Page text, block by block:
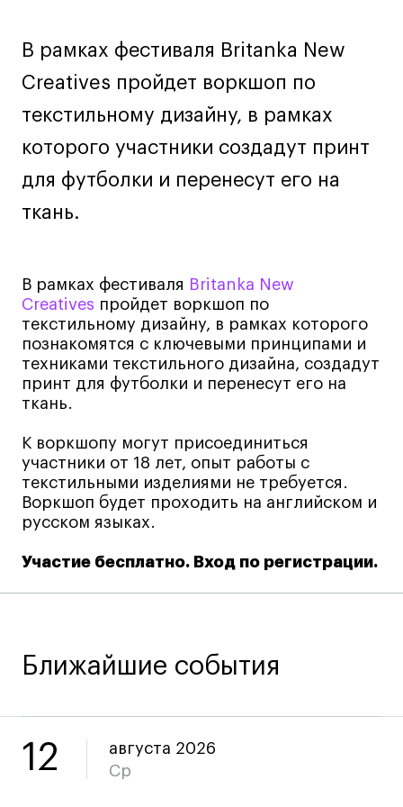
Навыки предпринимателя и управленца
Онлайн
Маркетинг и генерация лидов
Фотография
Очно + онлайн
Все программы
Специалист кино- и медиапродакшена
Графический дизайнер
Цифровой маркетолог
Технолог-конструктор одежды
Все программы
Для школьников
События
В рамках фестиваля Britanka New
Creatives пройдет воркшоп по
текстильному дизайну, в рамках
которого участники создадут принт
для футболки и перенесут его на
ткань.
В рамках фестиваля Britanka New
Creatives пройдет воркшоп по
текстильному дизайну, в рамках которого
познакомятся с ключевыми принципами и
техниками текстильного дизайна, создадут
принт для футболки и перенесут его на
ткань.
К воркшопу могут присоединиться
участники от 18 лет, опыт работы с
текстильными изделиями не требуется.
Воркшоп будет проходить на английском и
русском языках.
Участие бесплатно. Вход по регистрации.
Ближайшие события
12
августа 2026
Ср